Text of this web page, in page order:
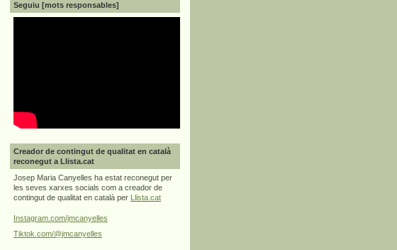
Seguiu [mots responsables]
Creador de contingut de qualitat en català
reconegut a Llista.cat
Josep Maria Canyelles ha estat reconegut per
les seves xarxes socials com a creador de
contingut de qualitat en català per
Llista.cat
Instagram.com/jmcanyelles
Tiktok.com/@jmcanyelles